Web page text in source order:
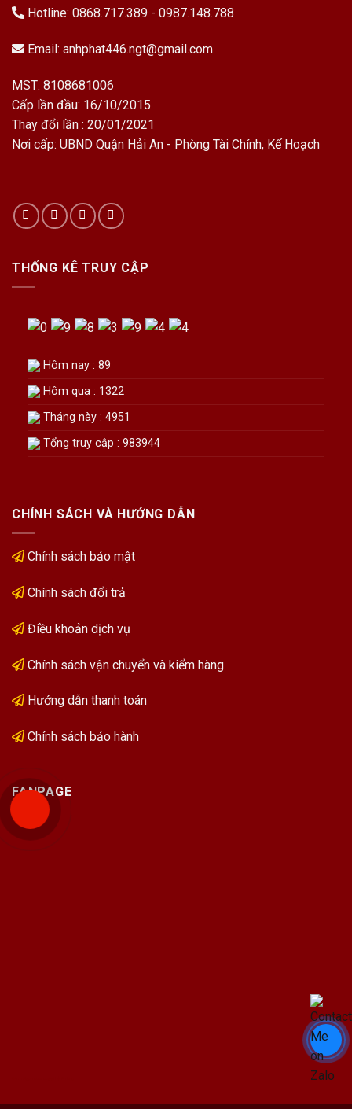
Hotline: 0868.717.389 - 0987.148.788
Email: anhphat446.ngt@gmail.com
MST: 8108681006
Cấp lần đầu: 16/10/2015
Thay đổi lần : 20/01/2021
Nơi cấp: UBND Quận Hải An - Phòng Tài Chính, Kế Hoạch
THỐNG KÊ TRUY CẬP
Hôm nay : 89
Hôm qua : 1322
Tháng này : 4951
Tổng truy cập : 983944
CHÍNH SÁCH VÀ HƯỚNG DẪN
Chính sách bảo mật
Chính sách đổi trả
Điều khoản dịch vụ
Chính sách vận chuyển và kiểm hàng
Hướng dẫn thanh toán
Chính sách bảo hành
FANPAGE